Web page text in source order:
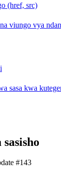
(href, src)
viungo vya
sasa kwa
#143